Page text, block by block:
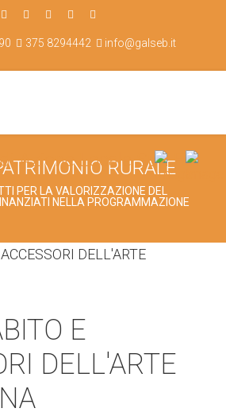
375 8294442 info@galseb.it
RURALE
PER LA VALORIZZAZIONE DEL
NELLA PROGRAMMAZIONE
E
DELL'ARTE